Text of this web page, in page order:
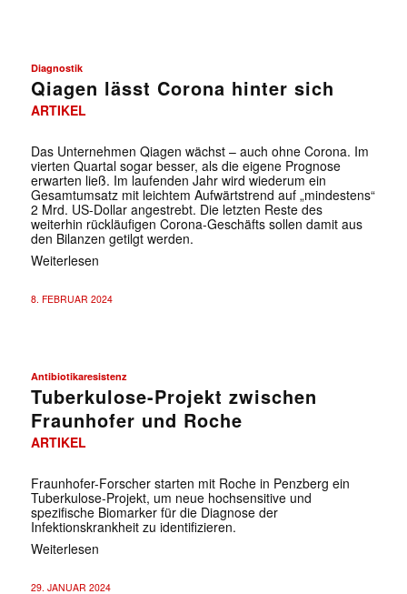
Diagnostik
Qiagen lässt Corona hinter sich
ARTIKEL
Das Unternehmen Qiagen wächst – auch ohne Corona. Im
vierten Quartal sogar besser, als die eigene Prognose
erwarten ließ. Im laufenden Jahr wird wiederum ein
Gesamtumsatz mit leichtem Aufwärtstrend auf „mindestens“
2 Mrd. US-Dollar angestrebt. Die letzten Reste des
weiterhin rückläufigen Corona-Geschäfts sollen damit aus
den Bilanzen getilgt werden.
Weiterlesen
8. FEBRUAR 2024
Antibiotikaresistenz
Tuberkulose-Projekt zwischen
Fraunhofer und Roche
ARTIKEL
Fraunhofer-Forscher starten mit Roche in Penzberg ein
Tuberkulose-Projekt, um neue hochsensitive und
spezifische Biomarker für die Diagnose der
Infektionskrankheit zu identifizieren.
Weiterlesen
29. JANUAR 2024